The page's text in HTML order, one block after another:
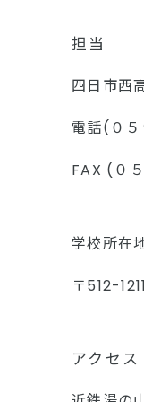
担当
四日市
電話(０
FAX (０
学校所在
〒512-
アクセス